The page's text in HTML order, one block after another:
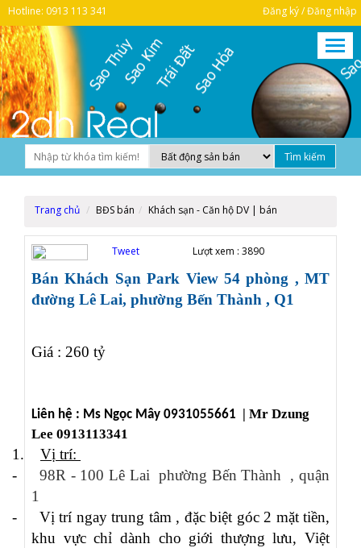
Hotline: 0913 113 341 Đăng ký / Đăng nhập
Trang chủ BĐS bán Khách sạn - Căn hộ DV | bán
Tweet Lượt xem : 3890
BánKhách Sạn Park View 54 phòng , MT
đường Lê Lai, phường Bến Thành , Q1
Giá : 260 tỷ
Liên hệ : Ms Ngọc Mây 0931055661
| Mr Dzung
Lee 0913113341
1.
Vị trí:
-
98R - 100 Lê Lai phường Bến Thành , quận
1
-
Vị trí ngay trung tâm , đặc biệt góc 2 mặt tiền,
khu vực chỉ dành cho giới thượng lưu, Việt